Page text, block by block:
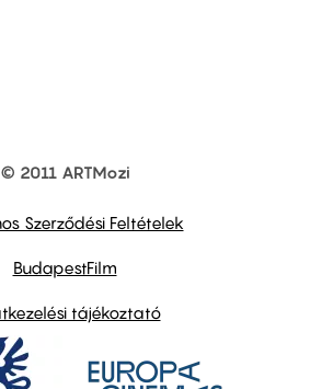
© 2011 ARTMozi
Szerződési Feltételek
BudapestFilm
tájékoztató